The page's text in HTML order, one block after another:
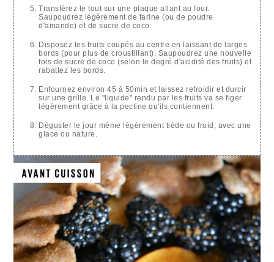
Transférez le tout sur une plaque allant au four.
Saupoudrez légèrement de farine (ou de poudre
d'amande) et de sucre de coco.
Disposez les fruits coupés au centre en laissant de larges
bords (pour plus de croustillant). Saupoudrez une nouvelle
fois de sucre de coco (selon le degré d'acidité des fruits) et
rabattez les bords.
Enfournez environ 45 à 50min et laissez refroidir et durcir
sur une grille. Le "liquide" rendu par les fruits va se figer
légèrement grâce à la pectine qu'ils contiennent.
Déguster le jour même légèrement tiède ou froid, avec une
glace ou nature.